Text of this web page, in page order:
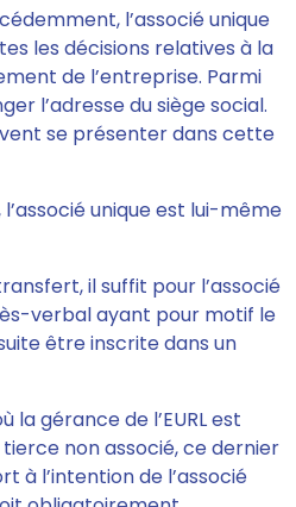
l’associé unique
les décisions relatives à la
de l’entreprise. Parmi
l’adresse du siège social.
se présenter dans cette
l’associé unique est lui-même
il suffit pour l’associé
verbal ayant pour motif le
être inscrite dans un
lagérance de l’EURL est
tierce non associé, ce dernier
à l’intention de l’associé